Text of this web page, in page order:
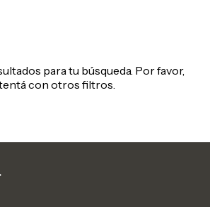
para tu búsqueda. Por favor,
con otros filtros.